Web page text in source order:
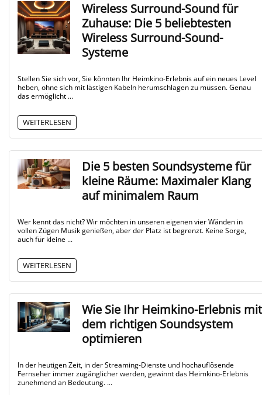
Wireless Surround-Sound für
Zuhause: Die 5 beliebtesten
Wireless Surround-Sound-
Systeme
Stellen Sie sich vor, Sie könnten Ihr Heimkino-Erlebnis auf ein neues Level
heben, ohne sich mit lästigen Kabeln herumschlagen zu müssen. Genau
das ermöglicht ...
WEITERLESEN
Die 5 besten Soundsysteme für
kleine Räume: Maximaler Klang
auf minimalem Raum
Wer kennt das nicht? Wir möchten in unseren eigenen vier Wänden in
vollen Zügen Musik genießen, aber der Platz ist begrenzt. Keine Sorge,
auch für kleine ...
WEITERLESEN
Wie Sie Ihr Heimkino-Erlebnis mit
dem richtigen Soundsystem
optimieren
In der heutigen Zeit, in der Streaming-Dienste und hochauflösende
Fernseher immer zugänglicher werden, gewinnt das Heimkino-Erlebnis
zunehmend an Bedeutung. ...